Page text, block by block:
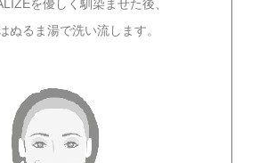
を優しく馴染ませた後、
ぬるま湯で洗い流します。